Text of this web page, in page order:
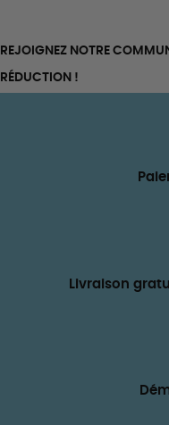
REJOIGNEZ NOTRE
RÉDUCTION !
Livraison